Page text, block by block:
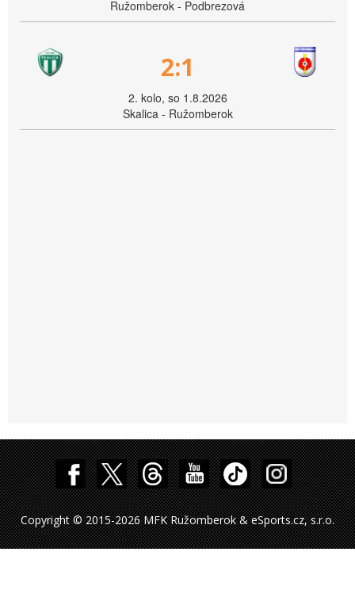
Ružomberok - Podbrezová
2:1
2. kolo, so 1.8.2026
Skalica - Ružomberok
Copyright © 2015-2026 MFK Ružomberok & eSports.cz, s.r.o.